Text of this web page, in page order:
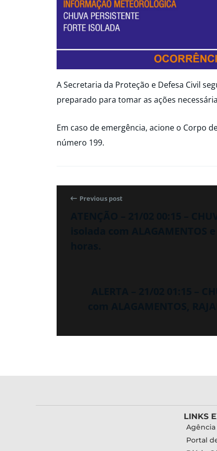
A Secretaria da Proteção e Defesa Civil
preparado para tomar as ações
Em caso de emergência, acione o Corpo
número 199.
Previous post
LINKS
Portal